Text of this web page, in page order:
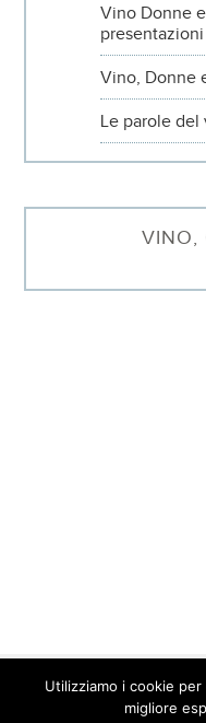
Vino Donne
Vino, Donne
Le parole del
VINO,
© 2026 Barbara Sgarzi ·
Utilizziamo i cookie
migliore